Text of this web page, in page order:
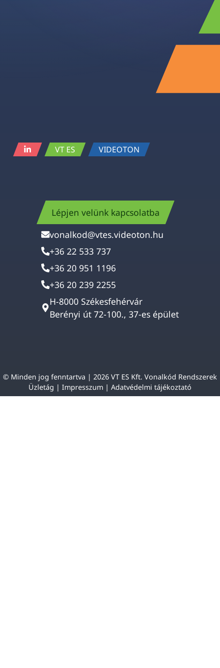
VT ES VIDEOTON
Lépjen velünk kapcsolatba
vonalkod@vtes.videoton.hu
+36 22 533 737
+36 20 951 1196
+36 20 239 2255
H-8000 Székesfehérvár
Berényi út 72-100., 37-es épület
© Minden jog fenntartva | 2026 VT ES Kft. Vonalkód Rendszerek
Üzletág | Impresszum | Adatvédelmi tájékoztató